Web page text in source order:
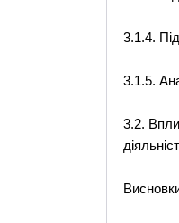
3.1.4.
3.1.5.
3.2.